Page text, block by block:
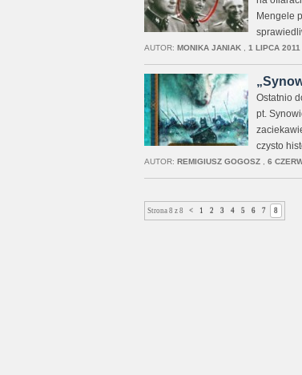
Mengele
AUTOR: MONIKA JANIAK, 1 LIPCA 2011
Ostatnio
pt.
czysto
AUTOR: REMIGIUSZ GOGOSZ, 6
Strona 8 z 8 < 1 2 3 4 5 6 7 8